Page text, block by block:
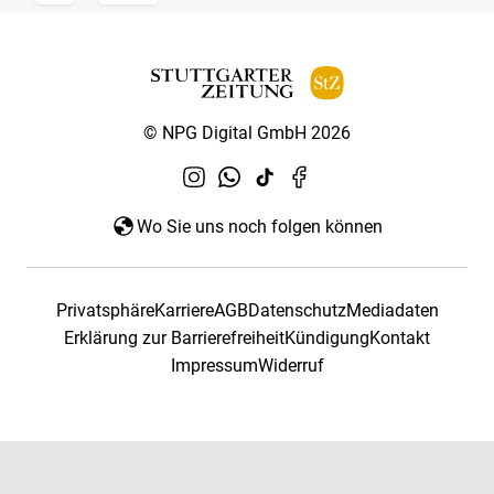
© NPG Digital GmbH 2026
Wo Sie uns noch folgen können
PrivatsphäreKarriereAGBDatenschutzMediadaten
Erklärung zur BarrierefreiheitKündigungKontakt
ImpressumWiderruf